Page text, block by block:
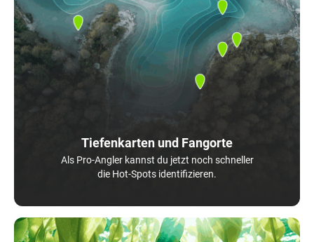
Tiefenkarten und Fangorte
Als Pro-Angler kannst du jetzt noch schneller
die Hot-Spots identifizieren.